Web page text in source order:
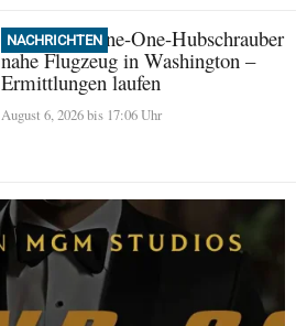
NACHRICHTEN
Trump: Marine-One-Hubschrauber
nahe Flugzeug in Washington –
Ermittlungen laufen
August 6, 2026 bis 17:06 Uhr